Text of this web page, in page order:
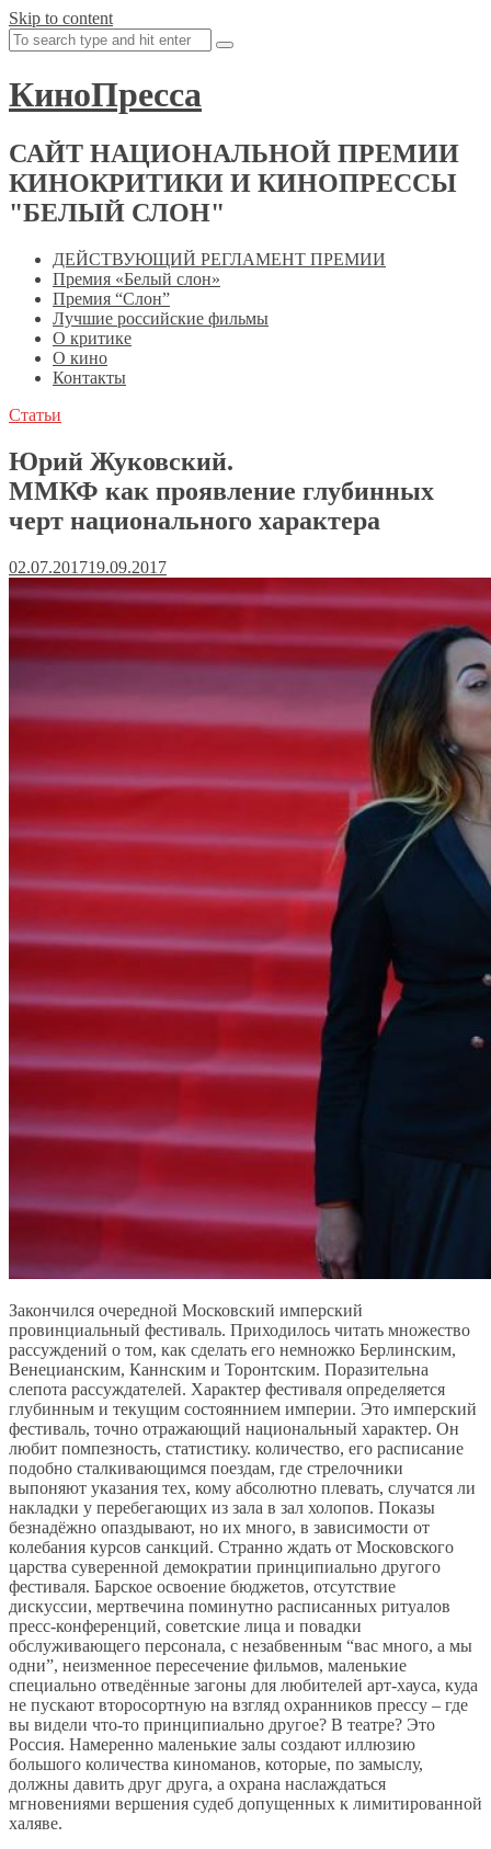
Skip to content
КиноПресса
САЙТ НАЦИОНАЛЬНОЙ ПРЕМИИ
КИНОКРИТИКИ И КИНОПРЕССЫ
"БЕЛЫЙ СЛОН"
ДЕЙСТВУЮЩИЙ РЕГЛАМЕНТ ПРЕМИИ
Премия «Белый слон»
Премия “Слон”
Лучшие российские фильмы
О критике
О кино
Контакты
Статьи
Юрий Жуковский.
ММКФ как проявление глубинных
черт национального характера
02.07.201719.09.2017
Закончился очередной Московский имперский
провинциальный фестиваль. Приходилось читать множество
рассуждений о том, как сделать его немножко Берлинским,
Венецианским, Каннским и Торонтским. Поразительна
слепота рассуждателей. Характер фестиваля определяется
глубинным и текущим состояннием империи. Это имперский
фестиваль, точно отражающий национальный характер. Он
любит помпезность, статистику. количество, его расписание
подобно сталкивающимся поездам, где стрелочники
выпоняют указания тех, кому абсолютно плевать, случатся ли
накладки у перебегающих из зала в зал холопов. Показы
безнадёжно опаздывают, но их много, в зависимости от
колебания курсов санкций. Странно ждать от Московского
царства суверенной демократии принципиально другого
фестиваля. Барское освоение бюджетов, отсутствие
дискуссии, мертвечина поминутно расписанных ритуалов
пресс-конференций, советские лица и повадки
обслуживающего персонала, с незабвенным “вас много, а мы
одни”, неизменное пересечение фильмов, маленькие
специально отведённые загоны для любителей арт-хауса, куда
не пускают второсортную на взгляд охранников прессу – где
вы видели что-то принципиально другое? В театре? Это
Россия. Намеренно маленькие залы создают иллюзию
большого количества киноманов, которые, по замыслу,
должны давить друг друга, а охрана наслаждаться
мгновениями вершения судеб допущенных к лимитированной
халяве.